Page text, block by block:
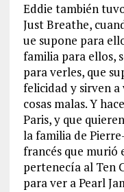
Eddie también
Just Breathe,
ue supone para
familia para ellos,
para verles, que
felicidad y sirven a
cosas malas. Y
Paris, y que
la familia de
francés que murió
pertenecía al Ten
para ver a Pearl